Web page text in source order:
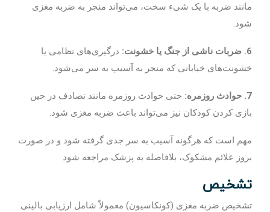
مانند ضربه با یک شیء سخت، می‌تواند منجر به ضربه مغزی
شود.
6. ضربات ناشی از جنگ یا خشونت:
درگیری‌های نظامی یا
خشونت‌های خیابانی که منجر به آسیب به سر می‌شود.
7. حوادث روزمره:
حتی حوادث روزمره مانند تصادف در حین
بازی کردن کودکان نیز می‌تواند باعث ضربه مغزی شود.
مهم است که هرگونه آسیب به سر جدی گرفته شود و در صورت
بروز علائم مشکوک، بلافاصله به پزشک مراجعه شود
تشخیص
تشخیص ضربه مغزی (کونکاسیون) معمولاً شامل ارزیابی بالینی